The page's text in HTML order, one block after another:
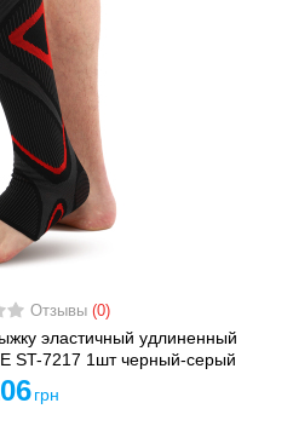
Отзывы (0)
эластичный удлиненный
ST-7217 1шт черный-серый
грн